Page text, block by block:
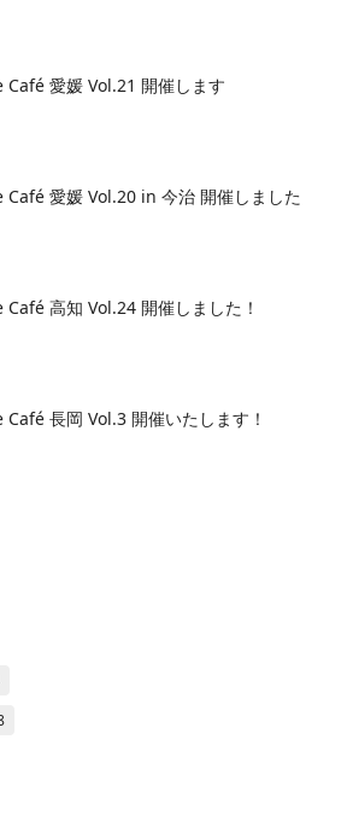
愛媛 Vol.21 開催します
Café 愛媛 Vol.20 in 今治 開催しました
高知 Vol.24 開催しました！
長岡 Vol.3 開催いたします！